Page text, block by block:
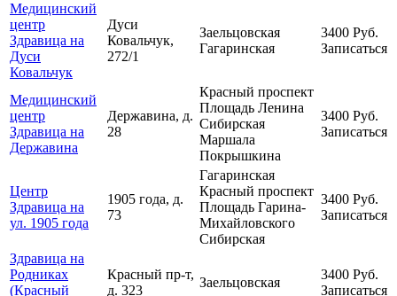
Медицинский
центр
Здравица на
Дуси
Ковальчук
Дуси
Ковальчук,
272/1
Заельцовская
Гагаринская
3400 Руб.
Записаться
Медицинский
центр
Здравица на
Державина
Державина, д.
28
Красный проспект
Площадь Ленина
Сибирская
Маршала
Покрышкина
3400 Руб.
Записаться
Центр
Здравица на
ул. 1905 года
1905 года, д.
73
Гагаринская
Красный проспект
Площадь Гарина-
Михайловского
Сибирская
3400 Руб.
Записаться
Здравица на
Родниках
(Красный
Красный пр-т,
д. 323
Заельцовская
3400 Руб.
Записаться